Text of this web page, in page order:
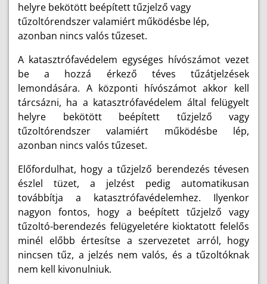
helyre bekötött beépített tűzjelző vagy
tűzoltórendszer valamiért működésbe lép,
azonban nincs valós tűzeset.
A katasztrófavédelem egységes hívószámot vezet
be a hozzá érkező téves tűzátjelzések
lemondására. A központi hívószámot akkor kell
tárcsázni, ha a katasztrófavédelem által felügyelt
helyre bekötött beépített tűzjelző vagy
tűzoltórendszer valamiért működésbe lép,
azonban nincs valós tűzeset.
Előfordulhat, hogy a tűzjelző berendezés tévesen
észlel tüzet, a jelzést pedig automatikusan
továbbítja a katasztrófavédelemhez. Ilyenkor
nagyon fontos, hogy a beépített tűzjelző vagy
tűzoltó-berendezés felügyeletére kioktatott felelős
minél előbb értesítse a szervezetet arról, hogy
nincsen tűz, a jelzés nem valós, és a tűzoltóknak
nem kell kivonulniuk.